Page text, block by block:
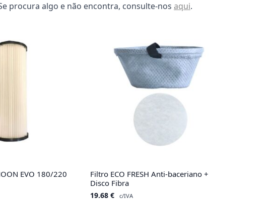
procura algo e não encontra, consulte-nos aqui.
EVO 180/220
Filtro ECO FRESH Anti-baceriano +
Disco Fibra
19.68 € c/IVA